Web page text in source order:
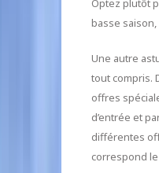
Optez plutôt
basse
Une autre
tout compris.
offres
d’entrée et
différentes
correspond